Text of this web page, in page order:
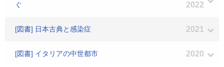
ぐ
2022
[図書] 日本古典と感染症 2021
[図書] イタリアの中世都市 2020